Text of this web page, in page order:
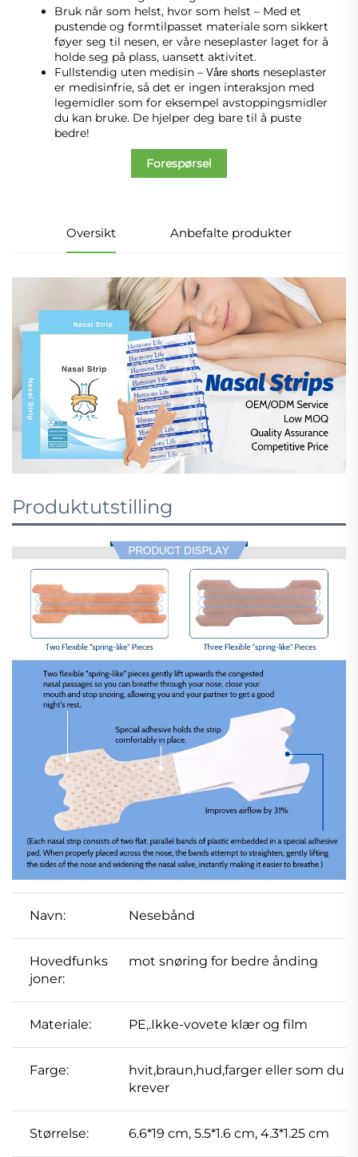
Bruk når som helst, hvor som helst – Med et
pustende og formtilpasset materiale som sikkert
føyer seg til nesen, er våre neseplaster laget for å
holde seg på plass, uansett aktivitet.
Fullstendig uten medisin – Våre shorts neseplaster
er medisinfrie, så det er ingen interaksjon med
legemidler som for eksempel avstoppingsmidler
du kan bruke. De hjelper deg bare til å puste
bedre!
Forespørsel
Oversikt Anbefalte produkter
Produktutstilling
Navn: Nesebånd
Hovedfunks
joner:
mot snøring for bedre ånding
Materiale: PE,.Ikke-vovete klær og film
Farge:
hvit,braun,hud,farger eller som du
krever
Størrelse: 6.6*19 cm, 5.5*1.6 cm, 4.3*1.25 cm